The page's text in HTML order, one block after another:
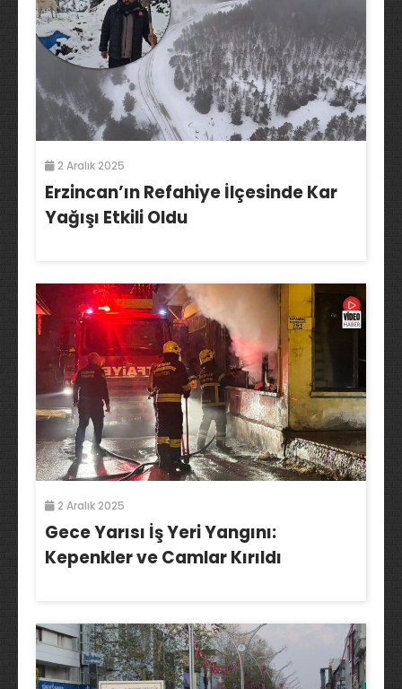
2 Aralık 2025
Erzincan’ın Refahiye İlçesinde Kar
Yağışı Etkili Oldu
2 Aralık 2025
Gece Yarısı İş Yeri Yangını:
Kepenkler ve Camlar Kırıldı